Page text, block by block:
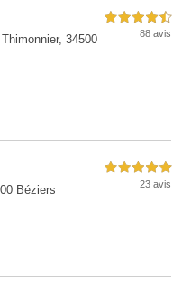
34500
4,5 étoiles sur 5
88 avis
Béziers
5,0 étoiles sur 5
23 avis